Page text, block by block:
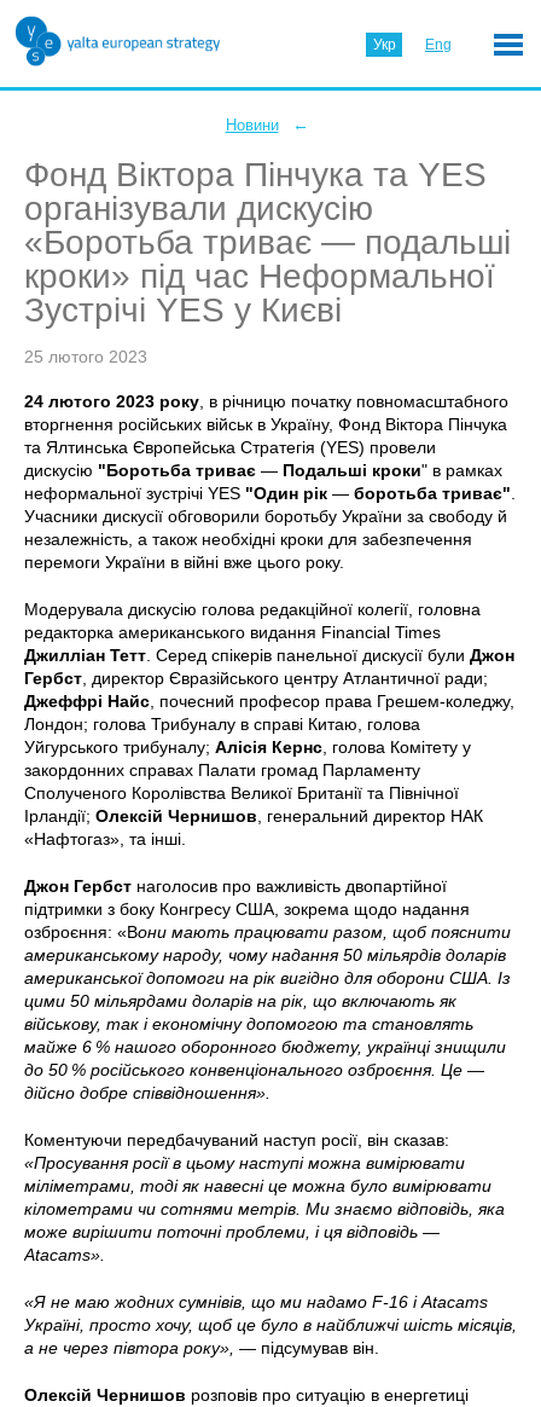
Укр Eng
Новини ←
Фонд Віктора Пінчука та YES
організували дискусію
«Боротьба триває — подальші
кроки» під час Неформальної
Зустрічі YES у Києві
25 лютого 2023
24 лютого 2023 року , в річницю початку повномасштабного
вторгнення російських військ в Україну, Фонд Віктора Пінчука
та Ялтинська Європейська Стратегія (YES) провели
дискусію "Боротьба триває — Подальші кроки" в рамках
неформальної зустрічі YES "Один рік — боротьба триває"
Учасники дискусії обговорили боротьбу України за свободу й
незалежність, а також необхідні кроки для забезпечення
перемоги України в війні вже цього року.
Модерувала дискусію голова редакційної колегії, головна
редакторка американського видання Financial Times
Джилліан Тетт . Серед спікерів панельної дискусії були Джон
Гербст , директор Євразійського центру Атлантичної ради;
Джеффрі Найс , почесний професор права Грешем-коледжу,
Лондон; голова Трибуналу в справі Китаю, голова
Уйгурського трибуналу; Алісія Кернс , голова Комітету у
закордонних справах Палати громад Парламенту
Сполученого Королівства Великої Британії та Північної
Ірландії; Олексій Чернишов , генеральний директор НАК
«Нафтогаз», та інші.
Джон Гербст наголосив про важливість двопартійної
підтримки з боку Конгресу США, зокрема щодо надання
озброєння: «Вони мають працювати разом, щоб пояснити
американському народу, чому надання 50 мільярдів доларів
американської допомоги на рік вигідно для оборони США. Із
цими 50 мільярдами доларів на рік, що включають як
військову, так і економічну допомогою та становлять
майже 6 % нашого оборонного бюджету, українці знищили
до 50 % російського конвенціонального озброєння. Це —
дійсно добре співвідношення».
Коментуючи передбачуваний наступ росії, він сказав:
«Просування росії в цьому наступі можна вимірювати
міліметрами, тоді як навесні це можна було вимірювати
кілометрами чи сотнями метрів. Ми знаємо відповідь, яка
може вирішити поточні проблеми, і ця відповідь —
Atacams».
«Я не маю жодних сумнівів, що ми надамо F-16 і Atacams
Україні, просто хочу, щоб це було в найближчі шість місяців,
а не через півтора року», — підсумував він.
Олексій Чернишов розповів про ситуацію в енергетиці